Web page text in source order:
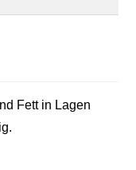
Fett in Lagen